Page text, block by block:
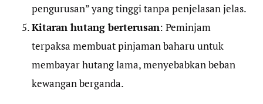
pengurusan” yang tinggi tanpa penjelasan jelas.
Kitaran hutang berterusan: Peminjam
terpaksa membuat pinjaman baharu untuk
membayar hutang lama, menyebabkan beban
kewangan berganda.